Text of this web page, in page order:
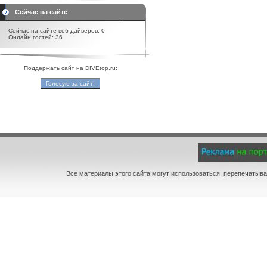
Сейчас на сайте
Сейчас на сайте веб-дайверов: 0
Онлайн гостей: 36
Поддержать сайт на DIVEtop.ru:
Все материалы этого сайта могут использоваться,